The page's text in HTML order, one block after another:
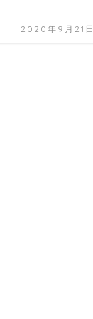
2020年9月21日